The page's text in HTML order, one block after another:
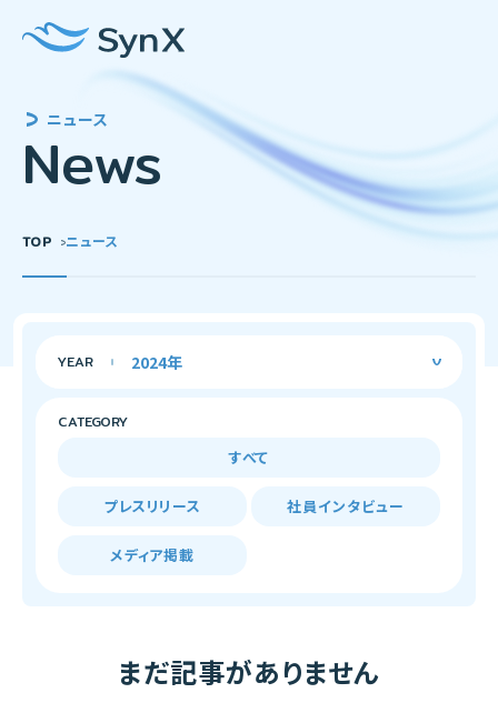
ニュース
News
TOP ニュース
YEAR
CATEGORY
すべて
プレスリリース 社員インタビュー
メディア掲載
まだ記事がありません